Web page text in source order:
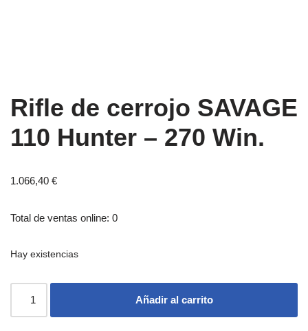
Rifle de cerrojo SAVAGE
110 Hunter – 270 Win.
1.066,40 €
Total de ventas online: 0
Hay existencias
Añadir al carrito